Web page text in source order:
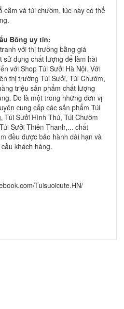
cắm và túi chườm, lúc này có thể
Bông uy tín:
với thị trường bằng giá
sử dụng chất lượng để làm hài
với Shop Túi Sưởi Hà Nội. Với
thị trường Túi Sưởi, Túi Chườm,
triệu sản phẩm chất lượng
Do là một trong những đơn vị
cung cấp các sản phẩm Túi
Túi Sưởi Hình Thú, Túi Chườm
Sưởi Thiên Thanh,... chất
đều được bảo hành dài hạn và
khách hàng.
Tuisuoicute.HN/